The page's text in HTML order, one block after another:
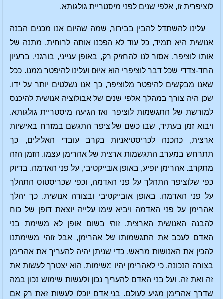
לוציפרית זו, אלפי שנים לפני מיסטריית גולגותא.
עלינו להשתדל להבין בבירור, שמה שהיום אנו מכנים הבנה
אנושית היא תמיד, כל עוד לא הפכנו אותה לרוחית, מתנה של
אותו לוציפר. אסור לנו להחזיק רק, באופן ענייני, בורגני, ברעיון
החד-צדדי שכל דבר לוציפרי הוא אִיוּם ועלינו להיפטר ממנו. ככל
שאנו מבקשים להיפטר מלוציפר, כך אנו נשלטים יותר על ידו,
שכן היה צורך במהלך אלפי שנים של אבולוציה אנושית להיכנס
למורשת של התגשמות לוציפר. ואז הגיעה מיסטריית גולגותא.
ויבוא זמן בעתיד, שבו כשם שלוציפר התגשם במזרח באישיות
ארצית, כהכנה לכריסטיאניות בקרב עובדי האלילים, כך
תתרחש במערב התגשמות ארצית של אהרימן עצמו. הזמן הזה
מתקרב. אהרימן יופיע, באופן אובייקטיבי, על פני האדמה. בדיוק
כפי שלוציפר התהלך על פני האדמה, וכפי שכריסטוס התהלך
על פני האדמה, באופן אובייקטיבי ובצורה אנושית, כך יהלך
אהרימן על פני האדמה ויביא עימו עלייה יוצאת דופן של כוח
להבנה האנושית הארצית. זוהי בשום אופן לא משימת בני
האדם לעכב את התגשמותו של אהרימן, אבל זוהי משימתנו
להכין את האנושות מראש, כדי שניתן יהיה להעריך את אהרימן
בצורה הנכונה. כי לאהרימן יהיו משימות, הוא יצטרך לעשות את
זה ואת זה, ועל בני האדם להעריך נכון ולעשות שימוש נכון במה
שדרך אהרימן מגיע לעולם. בני אדם יוכלו לעשות זאת רק אם